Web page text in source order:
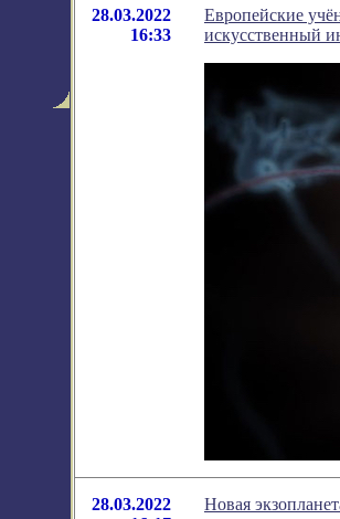
28.03.2022
16:33
Европейские
искусственный
28.03.2022
Новая